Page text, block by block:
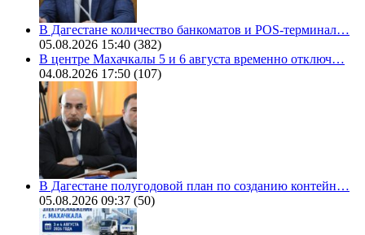
В Дагестане количество банкоматов и POS-терминал…
05.08.2026 15:40 (382)
В центре Махачкалы 5 и 6 августа временно отключ…
04.08.2026 17:50 (107)
В Дагестане полугодовой план по созданию контейн…
05.08.2026 09:37 (50)